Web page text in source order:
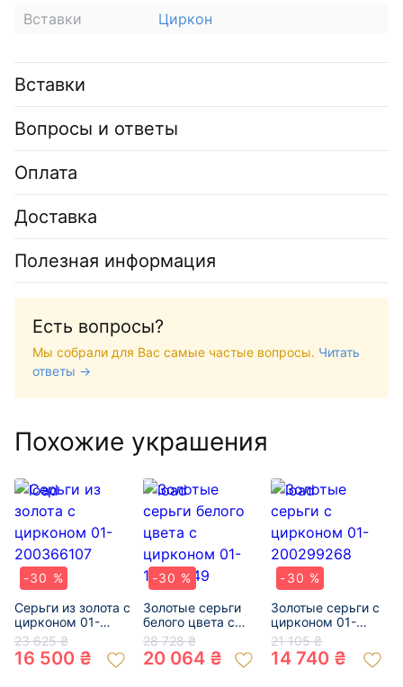
Вставки
Циркон
Вставки
Вопросы и ответы
Оплата
Доставка
Полезная информация
Есть вопросы?
Мы собрали для Вас самые частые вопросы. Читать
ответы →
Похожие украшения
-30 %
Серьги из золота с
цирконом 01-
200366107
23 625 ₴
16 500 ₴
-30 %
Золотые серьги
белого цвета с
цирконом 01-
19166049
28 728 ₴
20 064 ₴
-30 %
Золотые серьги с
цирконом 01-
200299268
21 105 ₴
14 740 ₴